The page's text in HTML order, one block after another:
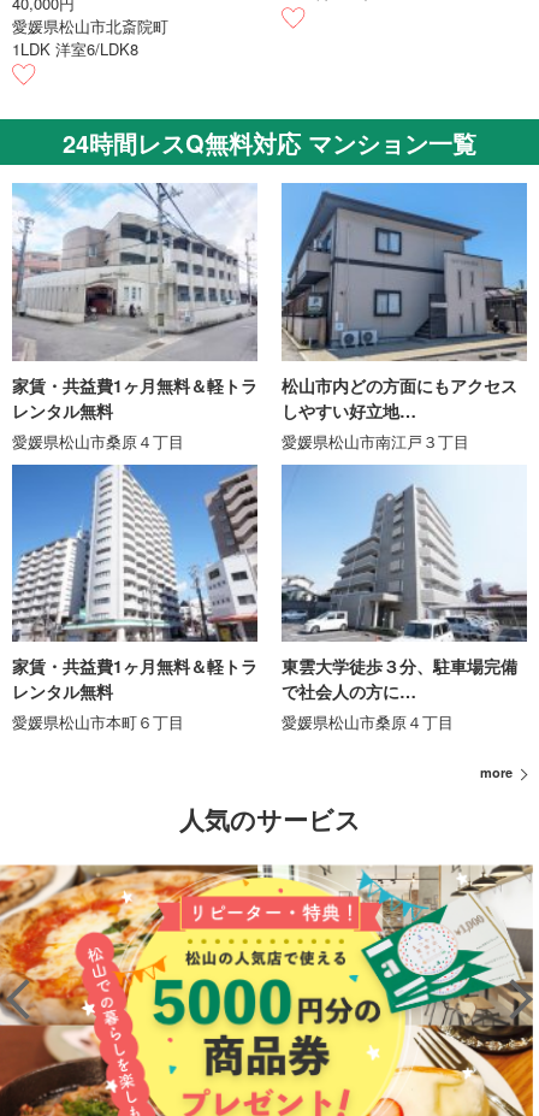
愛媛県松山市北斎院町
1LDK 洋室6/LDK8
24時間レスQ無料対応 マンション一覧
家賃・共益費1ヶ月無料＆軽トラ
レンタル無料
愛媛県松山市桑原４丁目
松山市内どの方面にもアクセス
しやすい好立地…
愛媛県松山市南江戸３丁目
家賃・共益費1ヶ月無料＆軽トラ
レンタル無料
愛媛県松山市本町６丁目
東雲大学徒歩３分、駐車場完備
で社会人の方に…
愛媛県松山市桑原４丁目
more
人気のサービス